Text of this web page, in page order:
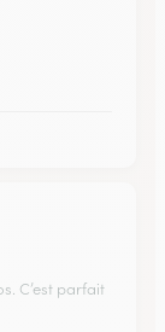
C’est parfait